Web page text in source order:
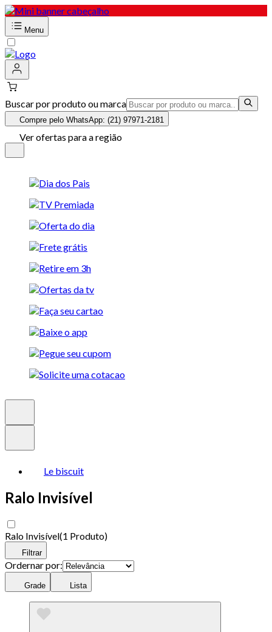
Menu
Buscar por produto ou marca
Compre pelo WhatsApp: (21) 97971-2181
Ver ofertas para a região
Le biscuit
Ralo Invisível
Ralo Invisível(1 Produto)
Filtrar
Ordernar por:
Grade Lista